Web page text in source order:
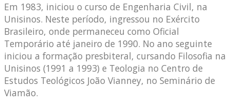
Em 1983, iniciou o curso de Engenharia Civil, na
Unisinos. Neste período, ingressou no Exército
Brasileiro, onde permaneceu como Oficial
Temporário até janeiro de 1990. No ano seguinte
iniciou a formação presbiteral, cursando Filosofia na
Unisinos (1991 a 1993) e Teologia no Centro de
Estudos Teológicos João Vianney, no Seminário de
Viamão.